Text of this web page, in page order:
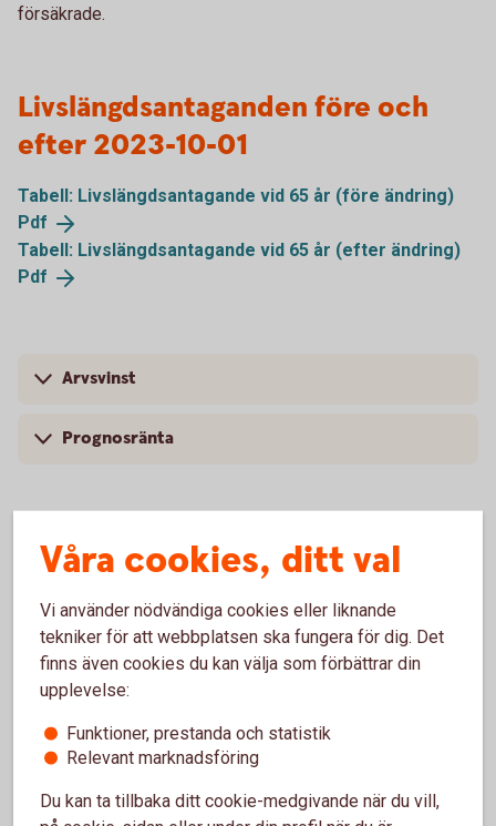
försäkrade.
Livslängdsantaganden före och
efter 2023-10-01
Tabell: Livslängdsantagande vid 65 år (före ändring)
Pdf
Tabell: Livslängdsantagande vid 65 år (efter ändring)
Pdf
Arvsvinst
Prognosränta
Arvsvinsttilldelning före och efter
2023-10-01
Arvsvinsttilldelning före 2023-10-01
Tabellen nedan visar storlek på årlig arvsvinst per 1 000
SEK i pensionskapital för respektive ålder till och med
2023-09-30 för försäkringar som saknar
Våra cookies, ditt val
Vi använder nödvändiga cookies eller liknande
tekniker för att webbplatsen ska fungera för dig. Det
finns även cookies du kan välja som förbättrar din
upplevelse:
Funktioner, prestanda och statistik
Relevant marknadsföring
Du kan ta tillbaka ditt cookie-medgivande när du vill,